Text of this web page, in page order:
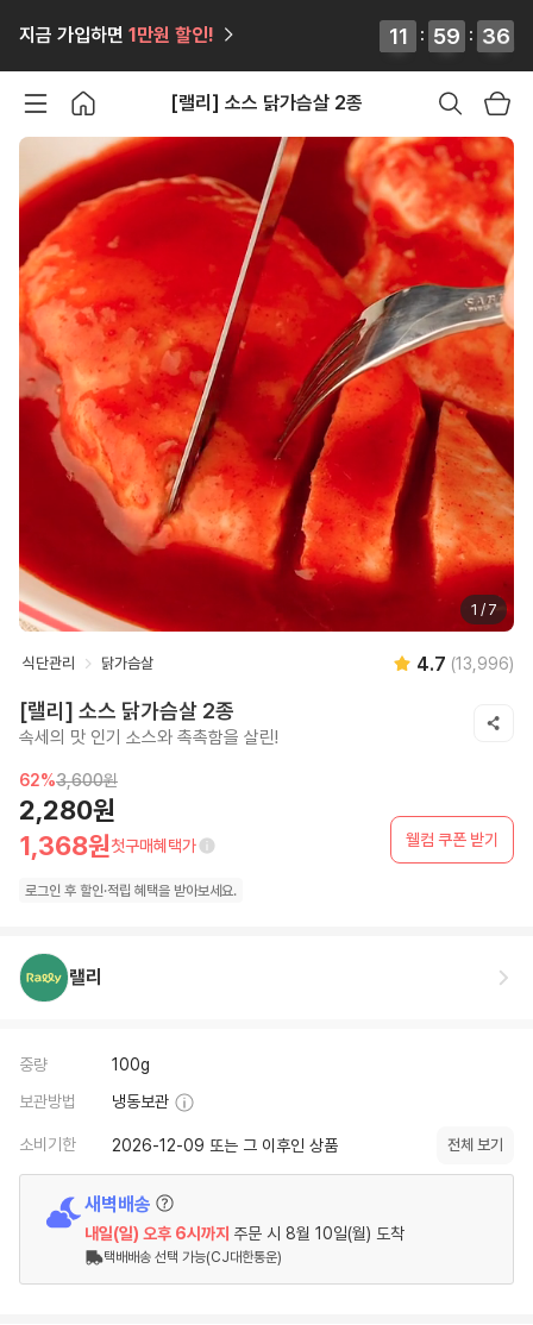
지금 가입하면 1만원 할인! 11
12
11
12 : 59
59
59
59 : 34
35
35
34
[랠리] 소스 닭가슴살 2종
1 / 7
식단관리 닭가슴살 4.7 (13,996)
[랠리] 소스 닭가슴살 2종
속세의 맛 인기 소스와 촉촉함을 살린!
62%3,600원
2,280원
1,368원첫구매혜택가 웰컴 쿠폰 받기
로그인 후 할인·적립 혜택을 받아보세요.
랠리
중량
100g
보관방법
냉동보관
소비기한 2026-12-09 또는 그 이후인 상품 전체 보기
새벽배송
내일(일) 오후 6시 까지 주문 시 8월 10일(월) 도착
택배배송 선택 가능(CJ대한통운)